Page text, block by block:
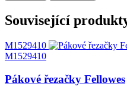
Související
M1529410
M1529410
Pákové řezačky Fellowes